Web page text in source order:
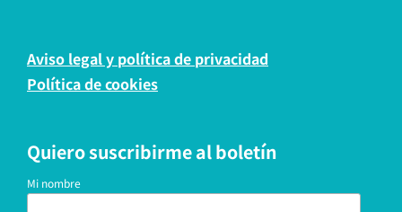
Aviso legal y política de privacidad
Política de cookies
Quiero suscribirme al boletín
Mi nombre